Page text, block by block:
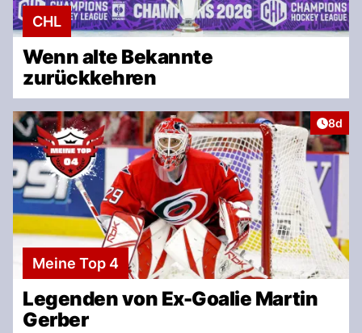
CHL
Wenn alte Bekannte
zurückkehren
8d
Meine Top 4
Legenden von Ex-Goalie Martin
Gerber